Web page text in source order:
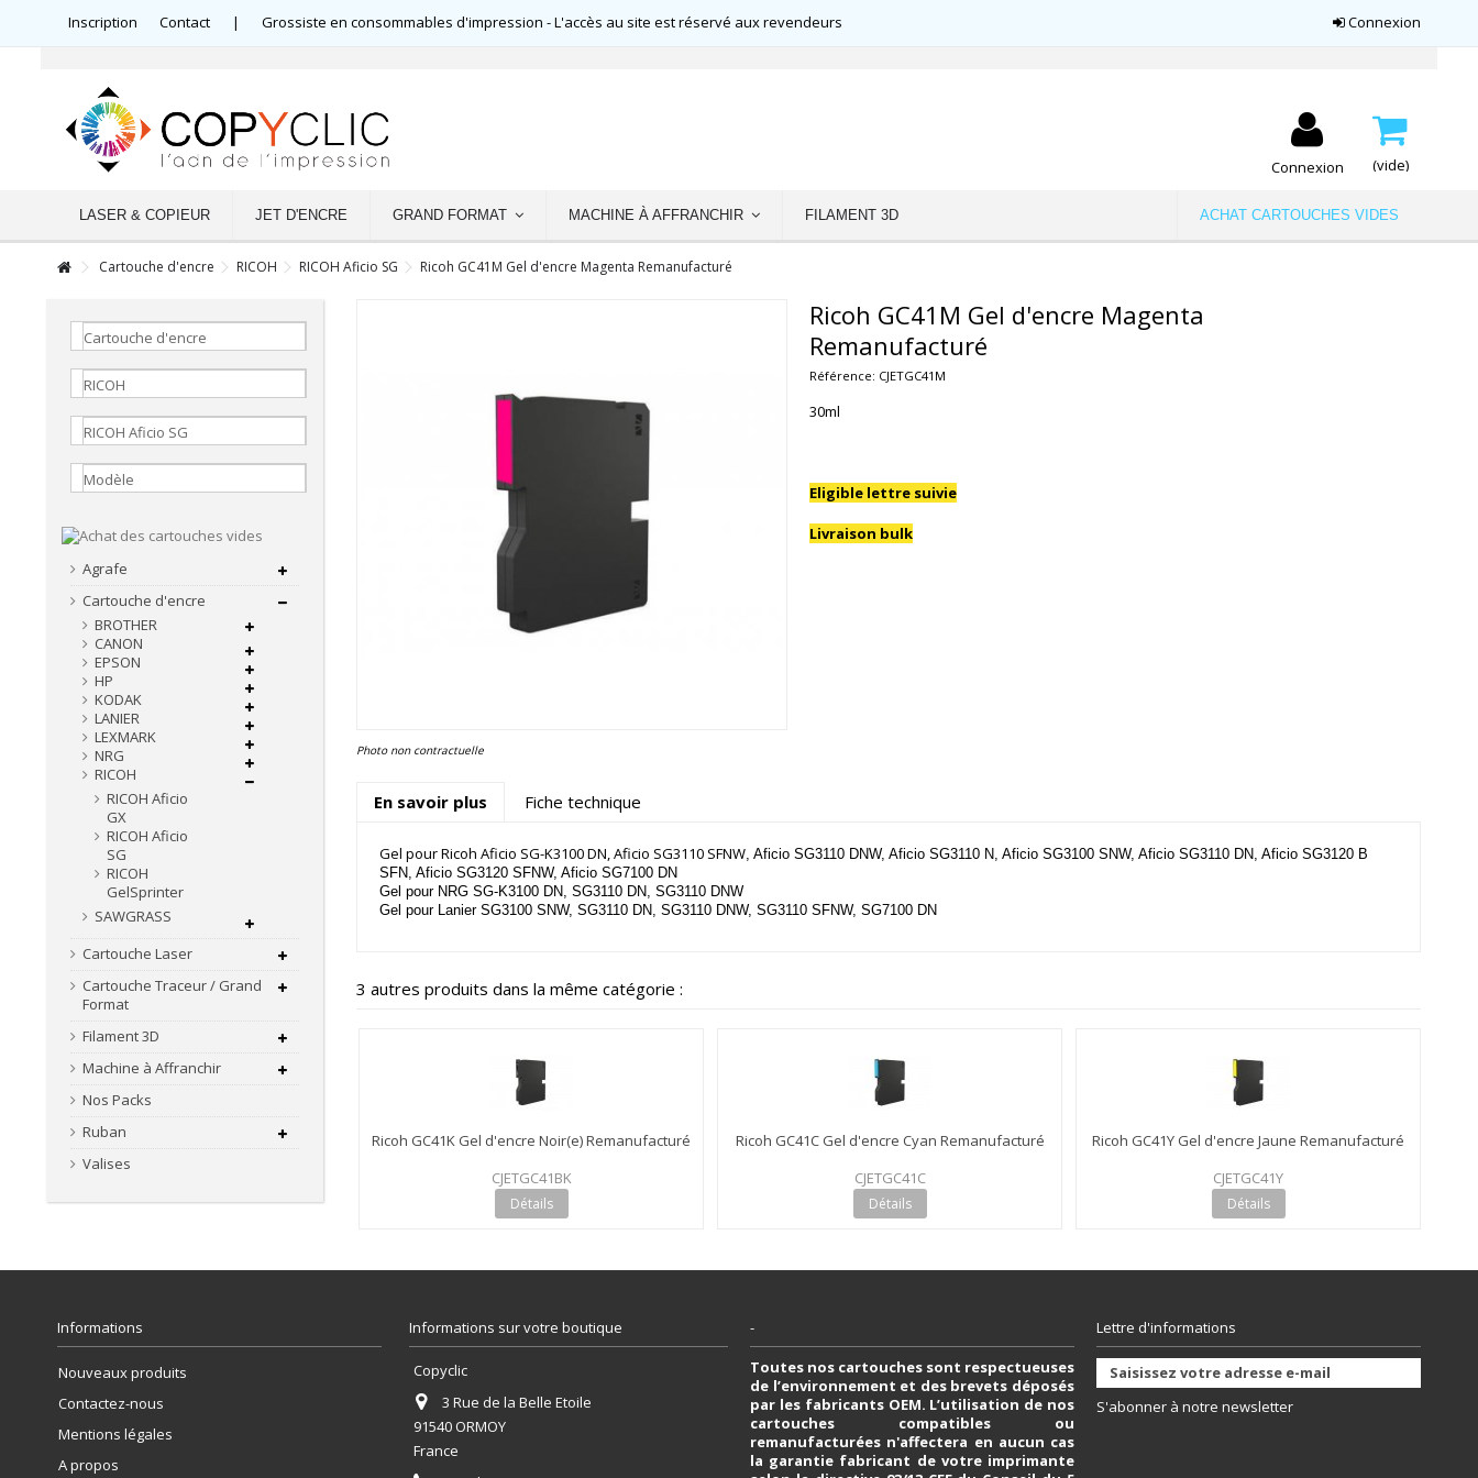
Connexion
Inscription Contact | Grossiste en consommables d'impression - L'accès au site est réservé aux revendeurs
(vide)
Connexion
LASER & COPIEUR JET D'ENCRE GRAND FORMAT MACHINE À AFFRANCHIR FILAMENT 3D ACHAT CARTOUCHES VIDES
Cartouche d'encre RICOH RICOH Aficio SG Ricoh GC41M Gel d'encre Magenta Remanufacturé
Cartouche d'encre
RICOH
RICOH Aficio SG
Modèle
Agrafe
Cartouche d'encre
BROTHER
CANON
EPSON
HP
KODAK
LANIER
LEXMARK
NRG
RICOH
RICOH Aficio
GX
RICOH Aficio
SG
RICOH
GelSprinter
SAWGRASS
Cartouche Laser
Cartouche Traceur / Grand
Format
Filament 3D
Machine à Affranchir
Nos Packs
Ruban
Valises
Photo non contractuelle
Ricoh GC41M Gel d'encre Magenta
Remanufacturé
Référence: CJETGC41M
30ml
Eligible lettre suivie
Livraison bulk
En savoir plus Fiche technique
Gel pour Ricoh Aficio SG-K3100 DN, Aficio SG3110 SFNW , Aficio SG3110 DNW, Aficio SG3110 N, Aficio SG3100 SNW, Aficio SG3110 DN, Aficio SG3120 B
SFN, Aficio SG3120 SFNW, Aficio SG7100 DN
Gel pour NRG SG-K3100 DN, SG3110 DN, SG3110 DNW
Gel pour Lanier SG3100 SNW, SG3110 DN, SG3110 DNW, SG3110 SFNW, SG7100 DN
3 autres produits dans la même catégorie :
Ricoh GC41K Gel d'encre Noir(e) Remanufacturé
CJETGC41BK
Détails
Ricoh GC41C Gel d'encre Cyan Remanufacturé
CJETGC41C
Détails
Ricoh GC41Y Gel d'encre Jaune Remanufacturé
CJETGC41Y
Détails
Informations
Nouveaux produits
Contactez-nous
Mentions légales
A propos
Informations sur votre boutique
Copyclic
3 Rue de la Belle Etoile
91540 ORMOY
France
Lettre d'informations
S'abonner à notre newsletter
-
Toutes nos cartouches sont respectueuses
de l’environnement et des brevets déposés
par les fabricants OEM. L’utilisation de nos
cartouches compatibles ou
remanufacturées n'affectera en aucun cas
la garantie fabricant de votre imprimante